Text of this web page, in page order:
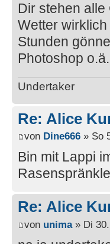
Dir stehen
Wetter
Stunden
Photoshop
Undertaker
Re: Alice
von Dine666 » So
Bin mit Lappi
Re: Alice
von unima» Di 30.